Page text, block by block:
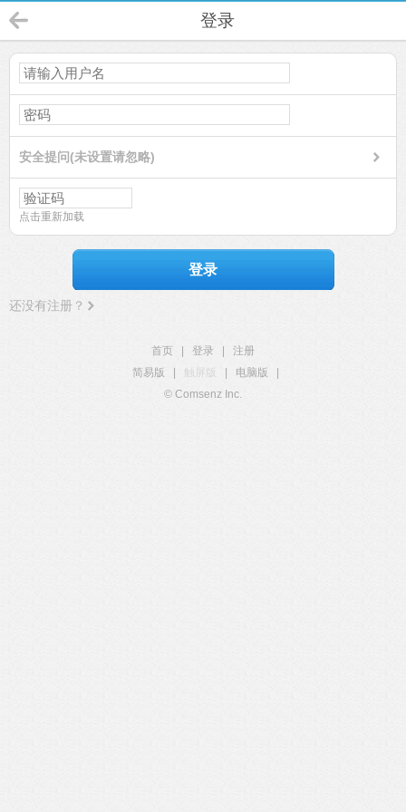
登录
安全提问(未设置请忽略)
点击重新加载
登录
还没有注册？
首页 登录
注册
简易版
触屏版 电脑版
© Comsenz Inc.